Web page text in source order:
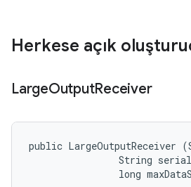
Herkese açık
LargeOutputReceiver
public LargeOutputReceiver
String
long